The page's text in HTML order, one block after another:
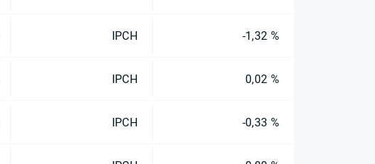
IPCH -1,32 %
IPCH 0,02 %
IPCH -0,33 %